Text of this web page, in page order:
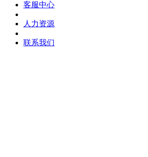
客服中心
人力资源
联系我们